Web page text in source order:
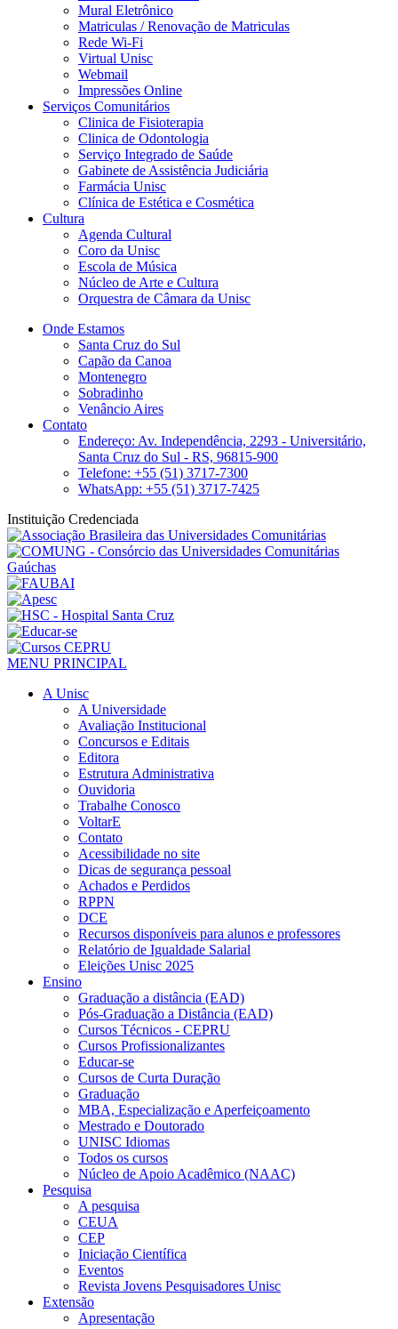
Mural Eletrônico
Matriculas / Renovação de Matriculas
Rede Wi-Fi
Virtual Unisc
Webmail
Impressões Online
Serviços Comunitários
Clinica de Fisioterapia
Clinica de Odontologia
Serviço Integrado de Saúde
Gabinete de Assistência Judiciária
Farmácia Unisc
Clínica de Estética e Cosmética
Cultura
Agenda Cultural
Coro da Unisc
Escola de Música
Núcleo de Arte e Cultura
Orquestra de Câmara da Unisc
Onde Estamos
Santa Cruz do Sul
Capão da Canoa
Montenegro
Sobradinho
Venâncio Aires
Contato
Endereço: Av. Independência, 2293 - Universitário,
Santa Cruz do Sul - RS, 96815-900
Telefone: +55 (51) 3717-7300
WhatsApp: +55 (51) 3717-7425
Instituição Credenciada
MENU PRINCIPAL
A Unisc
A Universidade
Avaliação Institucional
Concursos e Editais
Editora
Estrutura Administrativa
Ouvidoria
Trabalhe Conosco
VoltarE
Contato
Acessibilidade no site
Dicas de segurança pessoal
Achados e Perdidos
RPPN
DCE
Recursos disponíveis para alunos e professores
Relatório de Igualdade Salarial
Eleições Unisc 2025
Ensino
Graduação a distância (EAD)
Pós-Graduação a Distância (EAD)
Cursos Técnicos - CEPRU
Cursos Profissionalizantes
Educar-se
Cursos de Curta Duração
Graduação
MBA, Especialização e Aperfeiçoamento
Mestrado e Doutorado
UNISC Idiomas
Todos os cursos
Núcleo de Apoio Acadêmico (NAAC)
Pesquisa
A pesquisa
CEUA
CEP
Iniciação Científica
Eventos
Revista Jovens Pesquisadores Unisc
Extensão
Apresentação